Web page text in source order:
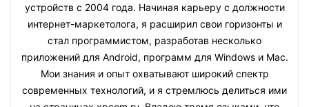
устройств с 2004 года. Начиная карьеру с должности
интернет-маркетолога, я расширил свои горизонты и
стал программистом, разработав несколько
приложений для Android, программ для Windows и Mac.
Мои знания и опыт охватывают широкий спектр
современных технологий, и я стремлюсь делиться ими